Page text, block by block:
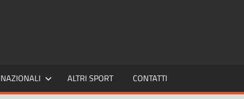
NAZIONALI ALTRI SPORT CONTATTI